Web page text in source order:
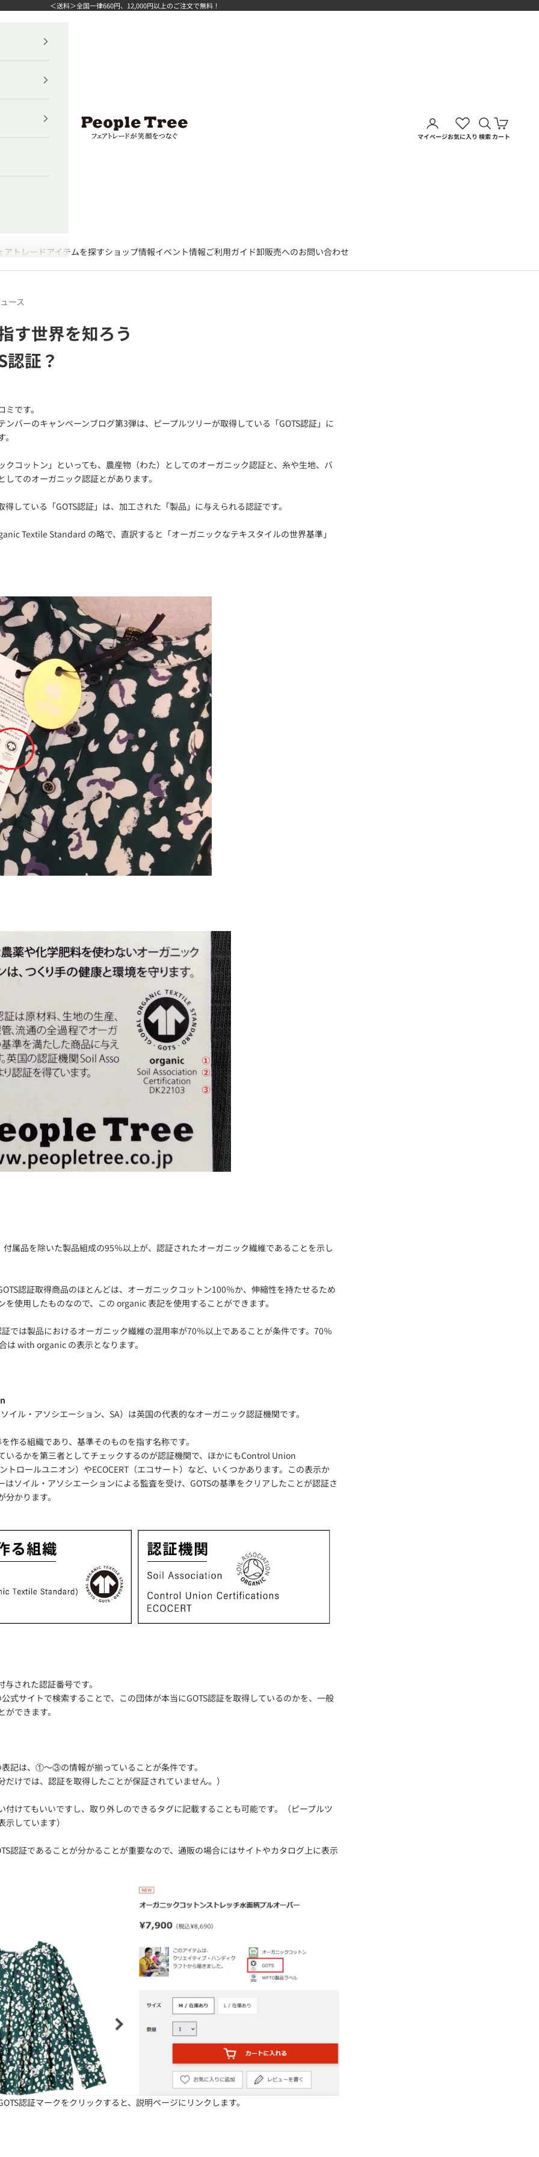
＜送料＞全国一律660円、12,000円以上のご注文で無料！
ピープルツリー公式オンラインショップ
アトレード アイテムを探すショップ情報イベント情報ご利用ガイド卸販売へのお問い合わせ
アカウントページに移動す
マイページお気に入り
検索を開く
検索
カートを
カート
ース
す世界を知ろう
認証？
です。
ンバーのキャンペーンブログ第3弾は、ピープルツリーが取得している「GOTS認証」に
クコットン」といっても、農産物（わた）としてのオーガニック認証と、糸や生地、バ
してのオーガニック認証とがあります。
得している「GOTS認証」は、加工された「製品」に与えられる認証です。
Textile Standard の略で、直訳すると「オーガニックなテキスタイルの世界基準」
属品を除いた製品組成の95％以上が、認証されたオーガニック繊維であることを示し
認証取得商品のほとんどは、オーガニックコットン100％か、伸縮性を持たせるため
を使用したものなので、この organic 表記を使用することができます。
証では製品におけるオーガニック繊維の混用率が70％以上であることが条件です。70％
は with organic の表示となります。
イル・アソシエーション、SA）は英国の代表的なオーガニック認証機関です。
作る組織であり、基準そのものを指す名称です。
いるかを第三者としてチェックするのが認証機関で、ほかにもControl Union
トロールユニオン）やECOCERT（エコサート）など、いくつかあります。この表示か
はソイル・アソシエーションによる監査を受け、GOTSの基準をクリアしたことが認証さ
かります。
された認証番号です。
式サイトで検索することで、この団体が本当にGOTS認証を取得しているのかを、一般
できます。
表記は、①～③の情報が揃っていることが条件です。
だけでは、認証を取得したことが保証されていません。）
付けてもいいですし、取り外しのできるタグに記載することも可能です。
（ピープルツ
しています）
認証であることが分かることが重要なので、通販の場合にはサイトやカタログ上に表示
認証マークをクリックすると、説明ページにリンクします。